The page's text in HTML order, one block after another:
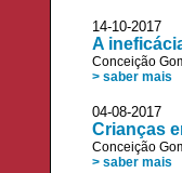
14-10-
A
Conceição
> saber mais
04-08-
Crianças
Conceição
> saber mais